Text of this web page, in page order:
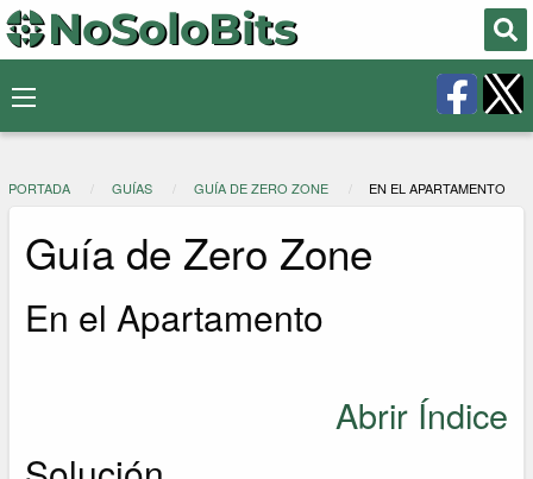
PORTADA GUÍAS GUÍA DE ZERO ZONE EN EL APARTAMENTO
Guía de Zero Zone
En el Apartamento
Abrir Índice